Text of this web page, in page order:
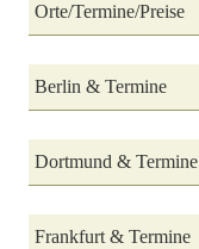
Orte/Termine/Preise
Berlin & Termine
Dortmund & Termine
Frankfurt & Termine